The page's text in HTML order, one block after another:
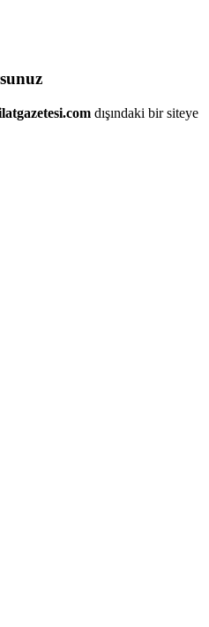
dışındaki bir siteye